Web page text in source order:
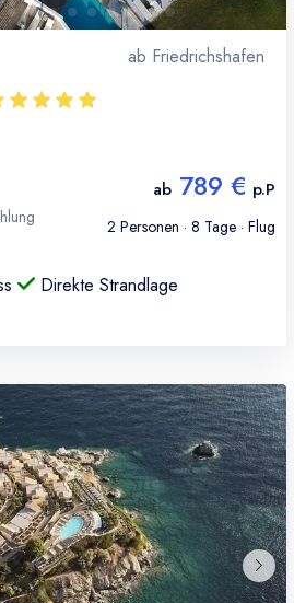
ab Friedrichshafen
ab 789 € p.P
2 Personen · 8 Tage · Flug
Direkte Strandlage